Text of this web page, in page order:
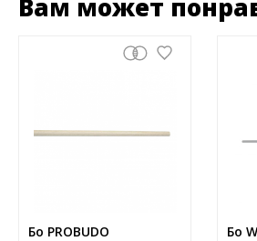
Вам может
Бо PROBUDO
Бо